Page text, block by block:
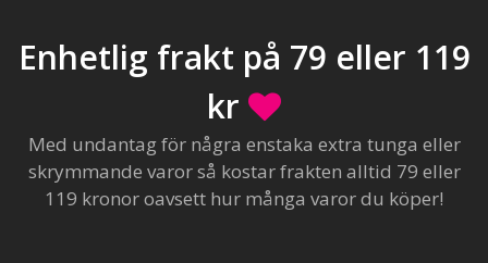
Enhetlig frakt på 79 eller 119
kr
Med undantag för några enstaka extra tunga eller
skrymmande varor så kostar frakten alltid 79 eller
119 kronor oavsett hur många varor du köper!